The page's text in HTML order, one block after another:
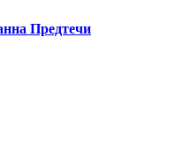
Предтечи